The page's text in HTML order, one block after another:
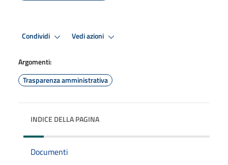
Condividi Vedi azioni
Argomenti:
Trasparenza amministrativa
INDICE DELLA PAGINA
Documenti